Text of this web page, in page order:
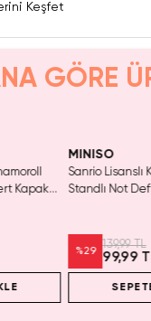
Keşfet
GÖRE
Kapak
MINISO
Sanrio Lisanslı
Standlı Not
%29
139,99 TL
99,99